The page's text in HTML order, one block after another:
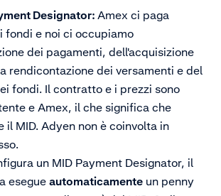
Designator: Amex ci paga
fondi e noi ci occupiamo
dei pagamenti, dell'acquisizione
rendicontazione dei versamenti e del
fondi. Il contratto e i prezzi sono
e Amex, il che significa che
il MID. Adyen non è coinvolta in
un MID Payment Designator, il
esegue automaticamente un penny